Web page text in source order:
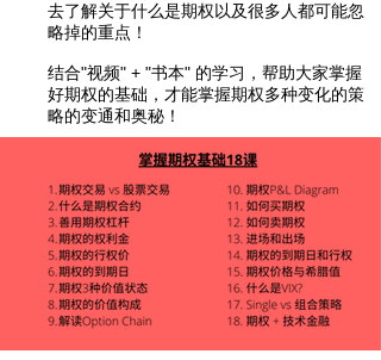
去了解关于什么是期权以及很多人都可能忽
略掉的重点！
结合"视频" + "书本" 的学习，帮助大家掌握
好期权的基础，才能掌握期权多种变化的策
略的变通和奥秘！